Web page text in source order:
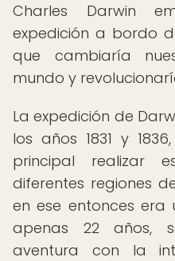
Charles Darwin
expedición a bordo
que cambiaría
mundo y
La expedición de
los años 1831 y
principal realizar
diferentes regiones
en ese entonces era
apenas 22 años,
aventura con la